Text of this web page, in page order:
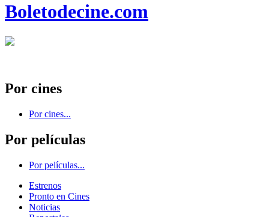
Boletodecine.com
Por cines
Por cines...
Por películas
Por películas...
Estrenos
Pronto en Cines
Noticias